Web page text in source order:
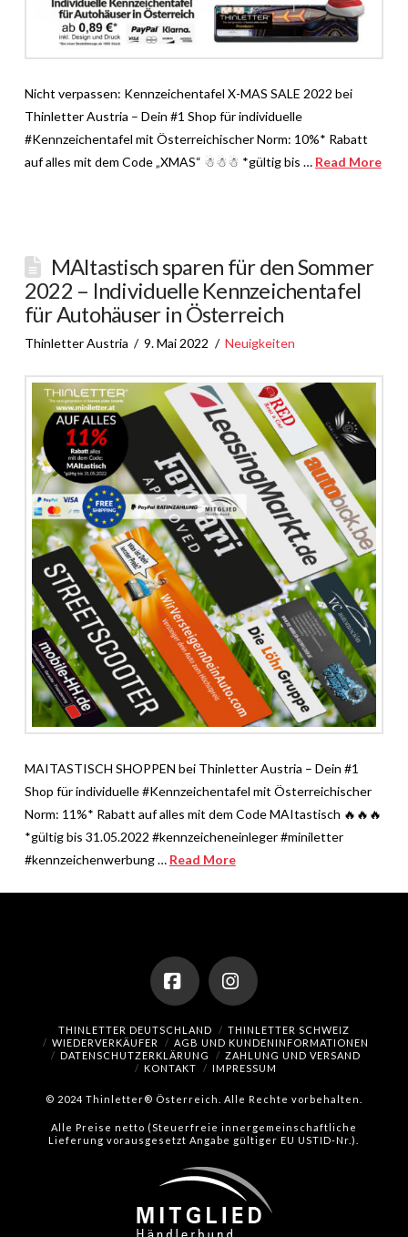
Nicht verpassen: Kennzeichentafel X-MAS SALE 2022 bei
Thinletter Austria – Dein #1 Shop für individuelle
#Kennzeichentafel mit Österreichischer Norm: 10%* Rabatt
auf alles mit dem Code „XMAS“ ☃☃☃ *gültig bis … Read More
MAItastisch sparen für den Sommer
2022 – Individuelle Kennzeichentafel
für Autohäuser in Österreich
Thinletter Austria 9. Mai 2022 Neuigkeiten
MAITASTISCH SHOPPEN bei Thinletter Austria – Dein #1
Shop für individuelle #Kennzeichentafel mit Österreichischer
Norm: 11%* Rabatt auf alles mit dem Code MAItastisch 🔥🔥🔥
*gültig bis 31.05.2022 #kennzeicheneinleger #miniletter
#kennzeichenwerbung … Read More
FacebookInstagram
THINLETTER DEUTSCHLAND
THINLETTER SCHWEIZ
WIEDERVERKÄUFER
AGB UND KUNDENINFORMATIONEN
DATENSCHUTZERKLÄRUNG
ZAHLUNG UND VERSAND
KONTAKT
IMPRESSUM
© 2024 Thinletter® Österreich. Alle Rechte vorbehalten.
Alle Preise netto (Steuerfreie innergemeinschaftliche
Lieferung vorausgesetzt Angabe gültiger EU USTID-Nr.).